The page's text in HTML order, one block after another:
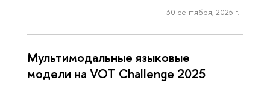
30 сентября, 2025 г.
Мультимодальные языковые
модели на VOT Challenge 2025